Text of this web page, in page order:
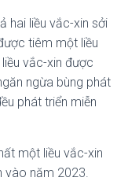
hai liều vắc-xin sởi
tiêm một liều
vắc-xin được
ngừa bùng phát
phát triển miễn
một liều vắc-xin
vào năm 2023.